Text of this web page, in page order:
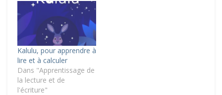
Kalulu, pour apprendre à
lire et à calculer
Dans "Apprentissage de
la lecture et de
l'écriture"